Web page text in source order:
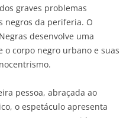
graves problemas
negros da periferia. O
desenvolve uma
o corpo negro urbano e suas
pessoa, abraçada ao
o espetáculo apresenta